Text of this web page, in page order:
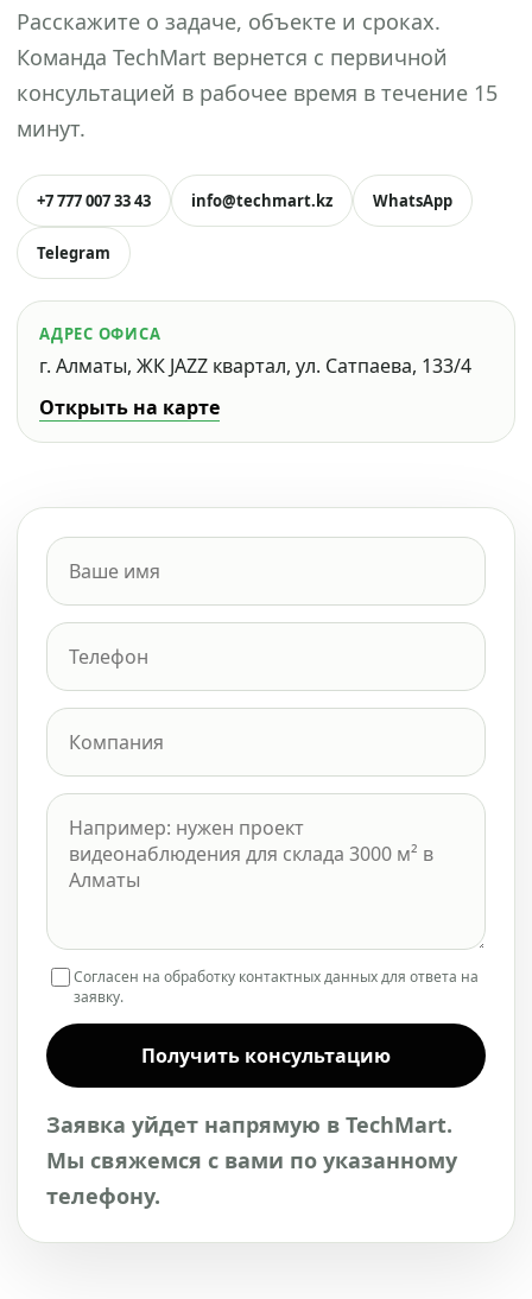
Расскажите о задаче, объекте и сроках.
Команда TechMart вернется с первичной
консультацией в рабочее время в течение 15
минут.
+7 777 007 33 43 info@techmart.kz WhatsApp
Telegram
АДРЕС ОФИСА
г. Алматы, ЖК JAZZ квартал, ул. Сатпаева, 133/4
Открыть на карте
Согласен на обработку контактных данных для ответа на
заявку.
Получить консультацию
Заявка уйдет напрямую в TechMart.
Мы свяжемся с вами по указанному
телефону.